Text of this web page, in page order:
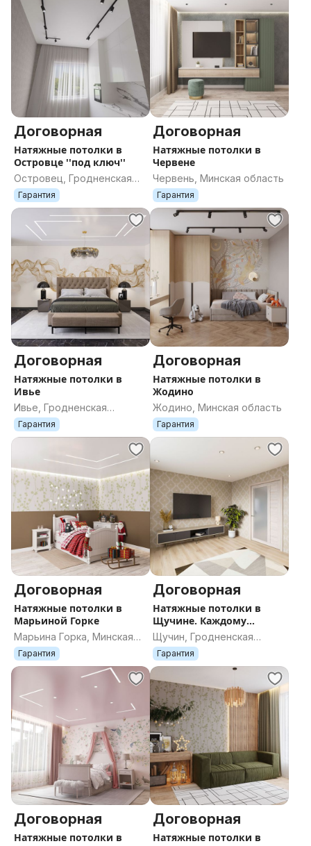
Договорная
Натяжные потолки в
Островце ''под ключ''
Островец, Гродненская
область
Гарантия
Договорная
Натяжные потолки в
Червене
Червень, Минская область
Гарантия
Договорная
Натяжные потолки в
Ивье
Ивье, Гродненская
область
Гарантия
Договорная
Натяжные потолки в
Жодино
Жодино, Минская область
Гарантия
Договорная
Натяжные потолки в
Марьиной Горке
Марьина Горка, Минская
область
Гарантия
Договорная
Натяжные потолки в
Щучине. Каждому
клиенту - подарок
Щучин, Гродненская
область
Гарантия
Договорная
Натяжные потолки в
Договорная
Натяжные потолки в